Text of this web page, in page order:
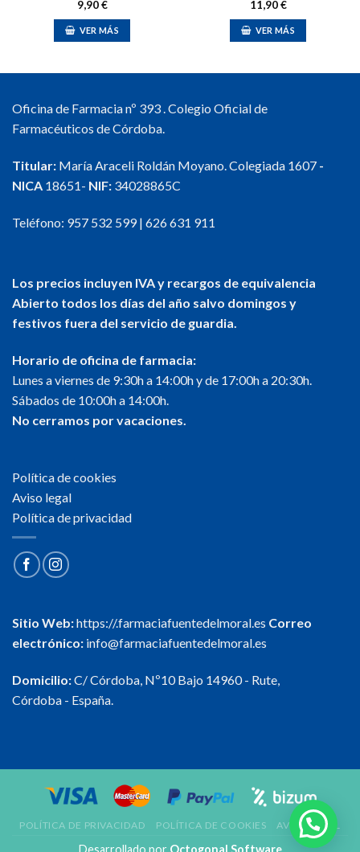
9,90€
VER MÁS
11,90€
VER MÁS
Oficina de Farmacia nº 393 . Colegio Oficial de
Farmacéuticos de Córdoba.
Titular: María Araceli Roldán Moyano. Colegiada 1607 -
NICA 18651- NIF: 34028865C
Teléfono: 957 532 599| 626 631 911
Los precios incluyen IVA y recargos de equivalencia
Abierto todos los días del año salvo domingos y
festivos fuera del servicio de guardia.
Horario de oficina de farmacia:
Lunes a viernes de 9:30h a 14:00h y de 17:00h a 20:30h.
Sábados de 10:00h a 14:00h.
No cerramos por vacaciones.
Política de cookies
Aviso legal
Política de privacidad
Sitio Web:https://.farmaciafuentedelmoral.es Correo
electrónico: info@farmaciafuentedelmoral.es
Domicilio:C/ Córdoba, Nº10 Bajo 14960 - Rute,
Córdoba - España.
POLÍTICA DE PRIVACIDAD POLÍTICA DE COOKIES AVISO LEGAL